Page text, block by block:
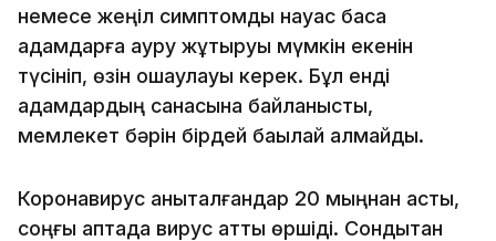
немесе жеңіл симптомды науқас басқа
адамдарға ауру жұқтыруы мүмкін екенін
түсініп, өзін оқшаулауы керек. Бұл енді
адамдардың санасына байланысты,
мемлекет бәрін бірдей бақылай алмайды.
Коронавирус анықталғандар 20 мыңнан асты,
соңғы аптада вирус қатты өршіді. Сондықтан